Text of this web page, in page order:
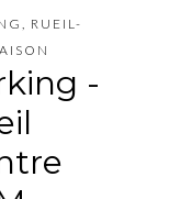
RUEIL-
-